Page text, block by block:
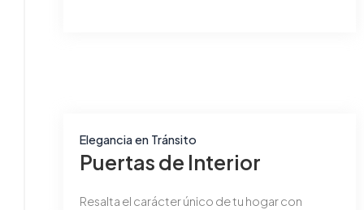
Elegancia en Tránsito
Puertas de Interior
Resalta el carácter único de tu hogar con